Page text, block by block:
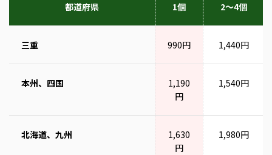
都道府県 1個 2～4個
三重 990円 1,440円
本州、四国
1,190
円
1,540円
北海道、九州
1,630
円
1,980円